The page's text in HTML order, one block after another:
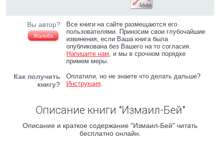
Вы автор?
Жалоба
Все книги на сайте размещаются его
пользователями. Приносим свои глубочайшие
извинения, если Ваша книга была
опубликована без Вашего на то согласия.
Напишите нам, и мы в срочном порядке
примем меры.
Как получить
книгу?
Оплатили, но не знаете что делать дальше?
Инструкция.
Описание книги "Измаил-Бей"
Описание и краткое содержание "Измаил-Бей" читать
бесплатно онлайн.